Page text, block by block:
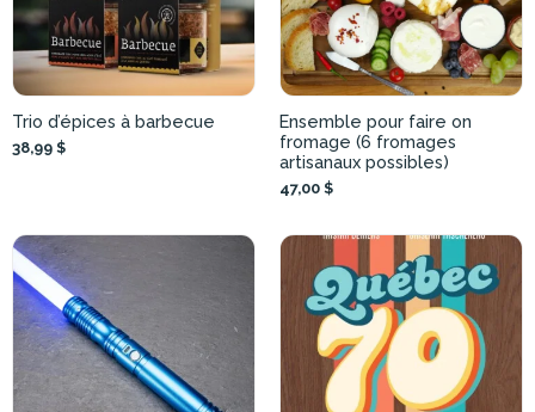
Trio d’épices à barbecue
38,99 $
Ensemble pour faire on
fromage (6 fromages
artisanaux possibles)
47,00 $